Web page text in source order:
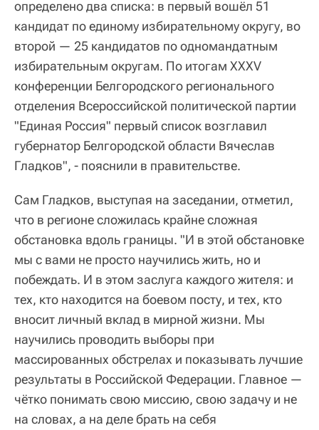
определено два списка: в первый вошёл 51
кандидат по единому избирательному округу, во
второй — 25 кандидатов по одномандатным
избирательным округам. По итогам XXXV
конференции Белгородского регионального
отделения Всероссийской политической партии
"Единая Россия" первый список возглавил
губернатор Белгородской области Вячеслав
Гладков", - пояснили в правительстве.
Сам Гладков, выступая на заседании, отметил,
что в регионе сложилась крайне сложная
обстановка вдоль границы. "И в этой обстановке
мы с вами не просто научились жить, но и
побеждать. И в этом заслуга каждого жителя: и
тех, кто находится на боевом посту, и тех, кто
вносит личный вклад в мирной жизни. Мы
научились проводить выборы при
массированных обстрелах и показывать лучшие
результаты в Российской Федерации. Главное —
чётко понимать свою миссию, свою задачу и не
на словах, а на деле брать на себя